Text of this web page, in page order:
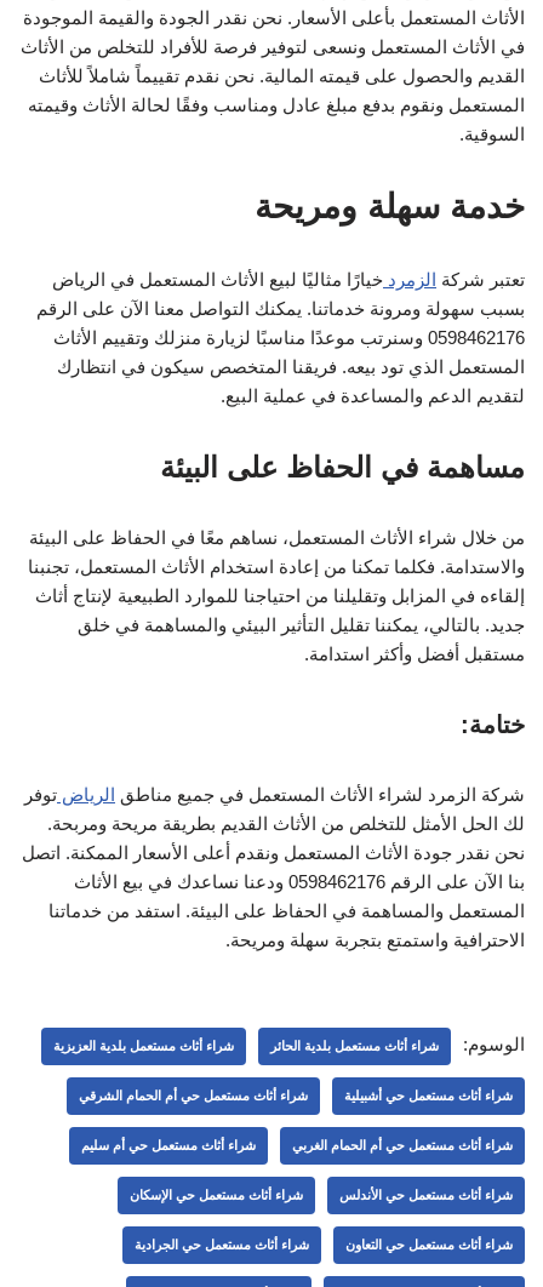
الأثاث المستعمل بأعلى الأسعار. نحن نقدر الجودة والقيمة الموجودة
في الأثاث المستعمل ونسعى لتوفير فرصة للأفراد للتخلص من الأثاث
القديم والحصول على قيمته المالية. نحن نقدم تقييماً شاملاً للأثاث
المستعمل ونقوم بدفع مبلغ عادل ومناسب وفقًا لحالة الأثاث وقيمته
السوقية.
خدمة سهلة ومريحة
تعتبر شركة الزمرد خيارًا مثاليًا لبيع الأثاث المستعمل في الرياض
بسبب سهولة ومرونة خدماتنا. يمكنك التواصل معنا الآن على الرقم
0598462176 وسنرتب موعدًا مناسبًا لزيارة منزلك وتقييم الأثاث
المستعمل الذي تود بيعه. فريقنا المتخصص سيكون في انتظارك
لتقديم الدعم والمساعدة في عملية البيع.
مساهمة في الحفاظ على البيئة
من خلال شراء الأثاث المستعمل، نساهم معًا في الحفاظ على البيئة
والاستدامة. فكلما تمكنا من إعادة استخدام الأثاث المستعمل، تجنبنا
إلقاءه في المزابل وتقليلنا من احتياجنا للموارد الطبيعية لإنتاج أثاث
جديد. بالتالي، يمكننا تقليل التأثير البيئي والمساهمة في خلق
مستقبل أفضل وأكثر استدامة.
ختامة:
شركة الزمرد لشراء الأثاث المستعمل في جميع مناطق الرياض توفر
لك الحل الأمثل للتخلص من الأثاث القديم بطريقة مريحة ومربحة.
نحن نقدر جودة الأثاث المستعمل ونقدم أعلى الأسعار الممكنة. اتصل
بنا الآن على الرقم 0598462176 ودعنا نساعدك في بيع الأثاث
المستعمل والمساهمة في الحفاظ على البيئة. استفد من خدماتنا
الاحترافية واستمتع بتجربة سهلة ومريحة.
الوسوم: شراء أثاث مستعمل بلدية الحائر شراء أثاث مستعمل بلدية العزيزية
شراء أثاث مستعمل حي أشبيلية شراء أثاث مستعمل حي أم الحمام الشرقي
شراء أثاث مستعمل حي أم الحمام الغربي شراء أثاث مستعمل حي أم سليم
شراء أثاث مستعمل حي الأندلس شراء أثاث مستعمل حي الإسكان
شراء أثاث مستعمل حي التعاون شراء أثاث مستعمل حي الجرادية